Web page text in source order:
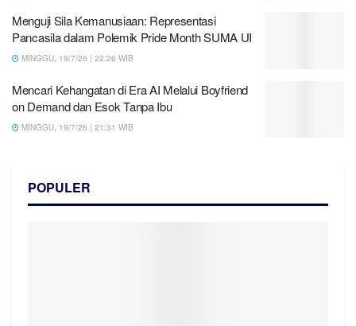
Menguji Sila Kemanusiaan: Representasi
Pancasila dalam Polemik Pride Month SUMA UI
MINGGU, 19/7/26 | 22:26 WIB
Mencari Kehangatan di Era AI Melalui Boyfriend
on Demand dan Esok Tanpa Ibu
MINGGU, 19/7/26 | 21:31 WIB
POPULER